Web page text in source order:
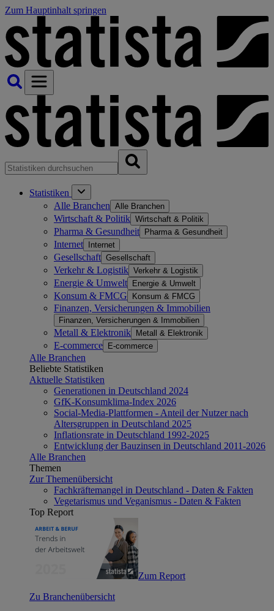
Zum Hauptinhalt springen
Statistiken
Alle Branchen Alle Branchen
Wirtschaft & Politik Wirtschaft & Politik
Pharma & Gesundheit Pharma & Gesundheit
Internet Internet
Gesellschaft Gesellschaft
Verkehr & Logistik Verkehr & Logistik
Energie & Umwelt Energie & Umwelt
Konsum & FMCG Konsum & FMCG
Finanzen, Versicherungen & Immobilien
Finanzen, Versicherungen & Immobilien
Metall & Elektronik Metall & Elektronik
E-commerce E-commerce
Alle Branchen
Beliebte Statistiken
Aktuelle Statistiken
Generationen in Deutschland 2024
GfK-Konsumklima-Index 2026
Social-Media-Plattformen - Anteil der Nutzer nach
Altersgruppen in Deutschland 2025
Inflationsrate in Deutschland 1992-2025
Entwicklung der Bauzinsen in Deutschland 2011-2026
Alle Branchen
Themen
Zur Themenübersicht
Fachkräftemangel in Deutschland - Daten & Fakten
Vegetarismus und Veganismus - Daten & Fakten
Top Report
Zum Report
Zu Branchenübersicht